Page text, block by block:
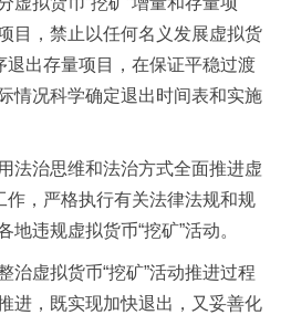
目，禁止以任何名义发展虚拟货
退出存量项目，在保证平稳过渡
情况科学确定退出时间表和实施
法治思维和法治方式全面推进虚
作，严格执行有关法律法规和规
违规虚拟货币“挖矿”活动。
治虚拟货币“挖矿”活动推进过程
进，既实现加快退出，又妥善化